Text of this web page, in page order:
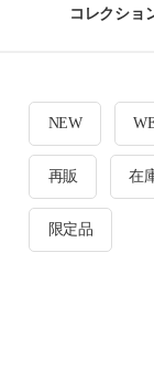
コレクショ
NEW
再販 在
限定品